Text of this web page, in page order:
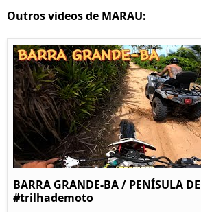
Outros videos de MARAU:
BARRA GRANDE-BA / PENÍSULA
#trilhademoto